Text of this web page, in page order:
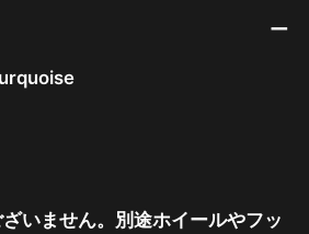
いません。別途ホイールやフッ